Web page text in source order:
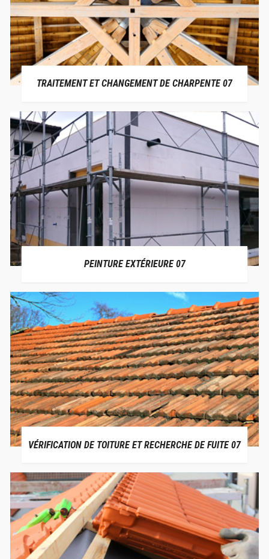
TRAITEMENT ET CHANGEMENT DE CHARPENTE 07
PEINTURE EXTÉRIEURE 07
VÉRIFICATION DE TOITURE ET RECHERCHE DE FUITE 07